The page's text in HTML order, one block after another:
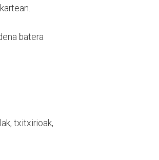
batera
txitxirioak,